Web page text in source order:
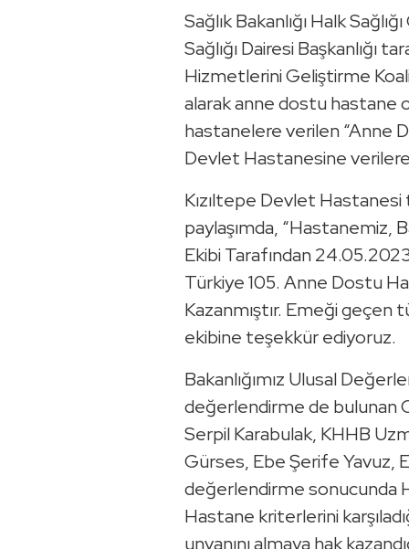
Sağlık Bakanlığı Halk
Sağlığı Dairesi Başkanlığı
Hizmetlerini Geliştirme
alarak anne dostu hastane
hastanelere verilen “Anne
Devlet Hastanesine
Kızıltepe Devlet Hastanesi
paylaşımda, “Hastanemiz,
Ekibi Tarafından
Türkiye 105. Anne Dostu
Kazanmıştır. Emeği geçen
ekibine teşekkür ediyoruz.
Bakanlığımız Ulusal
değerlendirme de bulunan
Serpil Karabulak, KHHB
Gürses, Ebe Şerife Yavuz,
değerlendirme sonucunda
Hastane kriterlerini
unvanını almaya hak